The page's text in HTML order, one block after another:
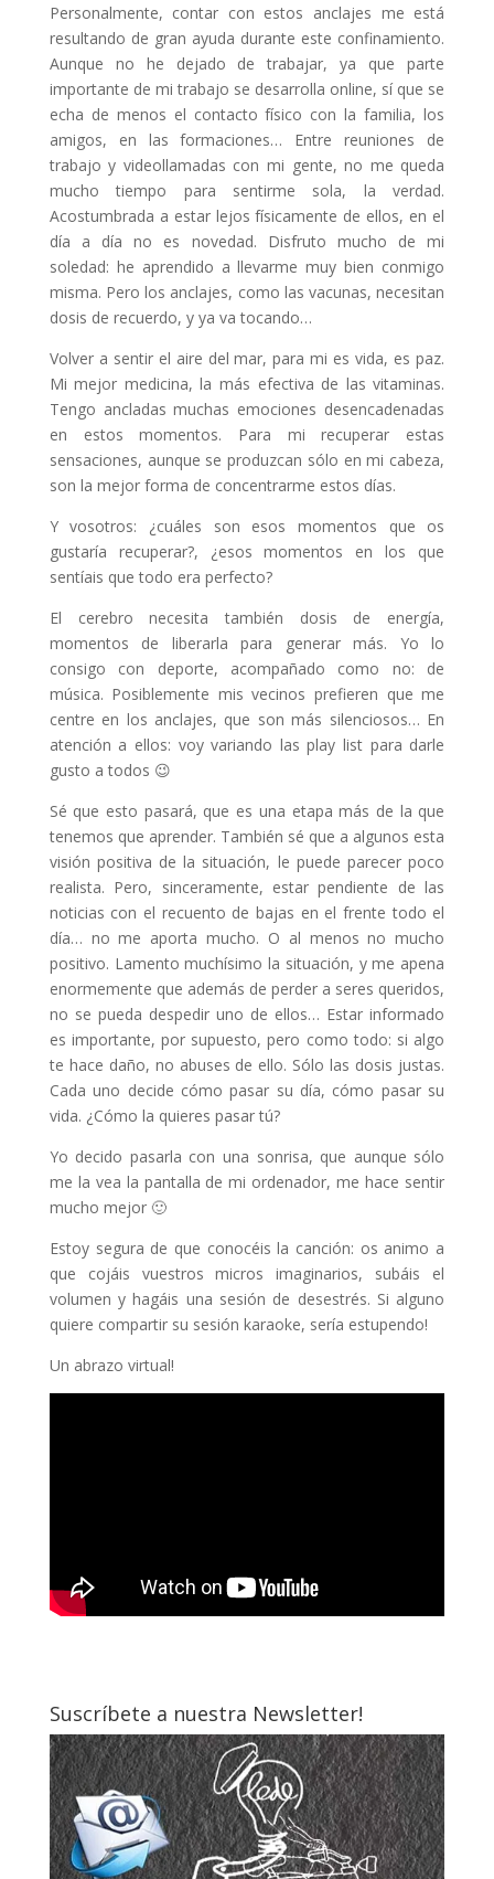
Personalmente, contar con estos anclajes me está
resultando de gran ayuda durante este confinamiento.
Aunque no he dejado de trabajar, ya que parte
importante de mi trabajo se desarrolla online, sí que se
echa de menos el contacto físico con la familia, los
amigos, en las formaciones… Entre reuniones de
trabajo y videollamadas con mi gente, no me queda
mucho tiempo para sentirme sola, la verdad.
Acostumbrada a estar lejos físicamente de ellos, en el
día a día no es novedad. Disfruto mucho de mi
soledad: he aprendido a llevarme muy bien conmigo
misma. Pero los anclajes, como las vacunas, necesitan
dosis de recuerdo, y ya va tocando…
Volver a sentir el aire del mar, para mi es vida, es paz.
Mi mejor medicina, la más efectiva de las vitaminas.
Tengo ancladas muchas emociones desencadenadas
en estos momentos. Para mi recuperar estas
sensaciones, aunque se produzcan sólo en mi cabeza,
son la mejor forma de concentrarme estos días.
Y vosotros: ¿cuáles son esos momentos que os
gustaría recuperar?, ¿esos momentos en los que
sentíais que todo era perfecto?
El cerebro necesita también dosis de energía,
momentos de liberarla para generar más. Yo lo
consigo con deporte, acompañado como no: de
música. Posiblemente mis vecinos prefieren que me
centre en los anclajes, que son más silenciosos… En
atención a ellos: voy variando las play list para darle
gusto a todos 😉
Sé que esto pasará, que es una etapa más de la que
tenemos que aprender. También sé que a algunos esta
visión positiva de la situación, le puede parecer poco
realista. Pero, sinceramente, estar pendiente de las
noticias con el recuento de bajas en el frente todo el
día… no me aporta mucho. O al menos no mucho
positivo. Lamento muchísimo la situación, y me apena
enormemente que además de perder a seres queridos,
no se pueda despedir uno de ellos… Estar informado
es importante, por supuesto, pero como todo: si algo
te hace daño, no abuses de ello. Sólo las dosis justas.
Cada uno decide cómo pasar su día, cómo pasar su
vida. ¿Cómo la quieres pasar tú?
Yo decido pasarla con una sonrisa, que aunque sólo
me la vea la pantalla de mi ordenador, me hace sentir
mucho mejor 🙂
Estoy segura de que conocéis la canción: os animo a
que cojáis vuestros micros imaginarios, subáis el
volumen y hagáis una sesión de desestrés. Si alguno
quiere compartir su sesión karaoke, sería estupendo!
Un abrazo virtual!
Suscríbete a nuestra Newsletter!